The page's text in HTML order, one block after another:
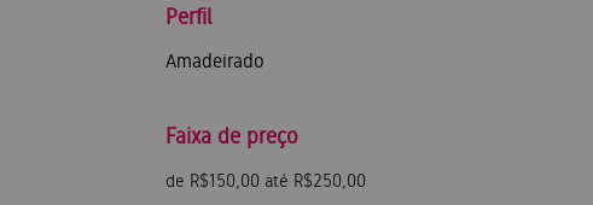
Perfil
Amadeirado
Faixa de preço
de R$150,00 até R$250,00